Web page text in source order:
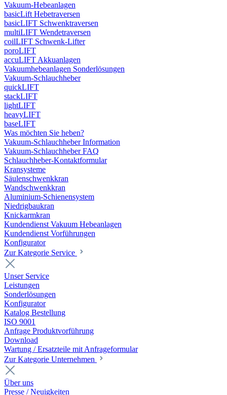
Vakuum-Hebeanlagen
basicLift Hebetraversen
basicLIFT Schwenktraversen
multiLIFT Wendetraversen
coilLIFT Schwenk-Lifter
poroLIFT
accuLIFT Akkuanlagen
Vakuumhebeanlagen Sonderlösungen
Vakuum-Schlauchheber
quickLIFT
stackLIFT
lightLIFT
heavyLIFT
baseLIFT
Was möchten Sie heben?
Vakuum-Schlauchheber Information
Vakuum-Schlauchheber FAQ
Schlauchheber-Kontaktformular
Kransysteme
Säulenschwenkkran
Wandschwenkkran
Aluminium-Schienensystem
Niedrigbaukran
Knickarmkran
Kundendienst Vakuum Hebeanlagen
Kundendienst Vorführungen
Konfigurator
Zur Kategorie Service
Unser Service
Leistungen
Sonderlösungen
Konfigurator
Katalog Bestellung
ISO 9001
Anfrage Produktvorführung
Download
Wartung / Ersatzteile mit Anfrageformular
Zur Kategorie Unternehmen
Über uns
Presse / Neuigkeiten